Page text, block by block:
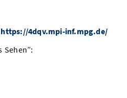
https://4dqv.mpi-inf.mpg.de/
Sehen”: